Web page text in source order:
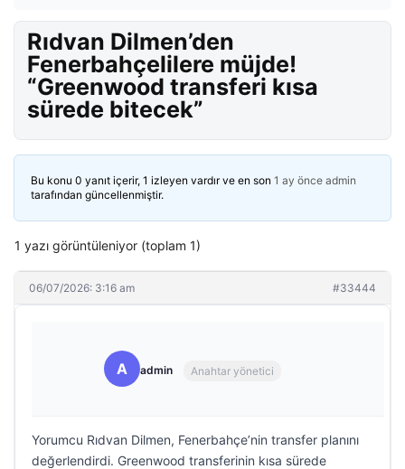
Rıdvan Dilmen’den
Fenerbahçelilere müjde!
“Greenwood transferi kısa
sürede bitecek”
Bu konu 0 yanıt içerir, 1 izleyen vardır ve en son 1 ay önce admin
tarafından güncellenmiştir.
1 yazı görüntüleniyor (toplam 1)
06/07/2026: 3:16 am #33444
A admin Anahtar yönetici
Yorumcu Rıdvan Dilmen, Fenerbahçe’nin transfer planını
değerlendirdi. Greenwood transferinin kısa sürede